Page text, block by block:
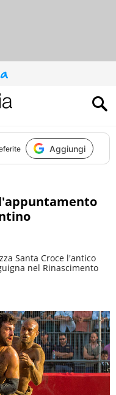
Aggiungi
Santa Croce l'antico
nel Rinascimento